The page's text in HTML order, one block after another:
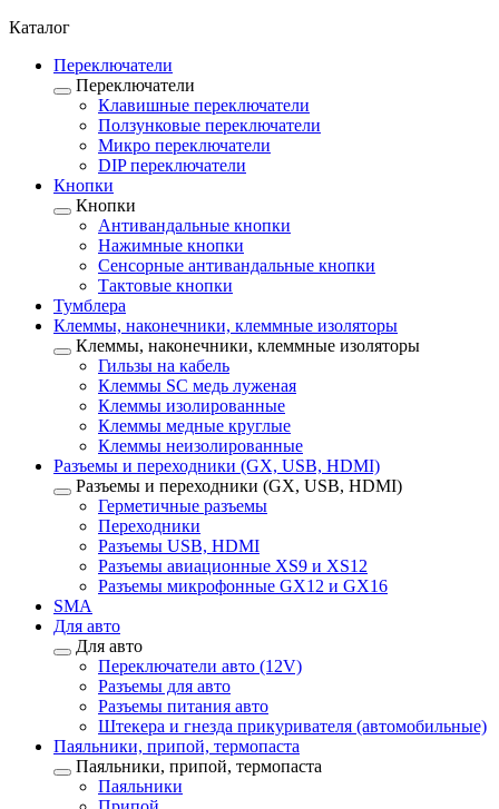
Каталог
Переключатели
Переключатели
Клавишные переключатели
Ползунковые переключатели
Микро переключатели
DIP переключатели
Кнопки
Кнопки
Антивандальные кнопки
Нажимные кнопки
Сенсорные антивандальные кнопки
Тактовые кнопки
Тумблера
Клеммы, наконечники, клеммные изоляторы
Клеммы, наконечники, клеммные изоляторы
Гильзы на кабель
Клеммы SC медь луженая
Клеммы изолированные
Клеммы медные круглые
Клеммы неизолированные
Разъемы и переходники (GX, USB, HDMI)
Разъемы и переходники (GX, USB, HDMI)
Герметичные разъемы
Переходники
Разъемы USB, HDMI
Разъемы авиационные XS9 и XS12
Разъемы микрофонные GX12 и GX16
SMA
Для авто
Для авто
Переключатели авто (12V)
Разъемы для авто
Разъемы питания авто
Штекера и гнезда прикуривателя (автомобильные)
Паяльники, припой, термопаста
Паяльники, припой, термопаста
Паяльники